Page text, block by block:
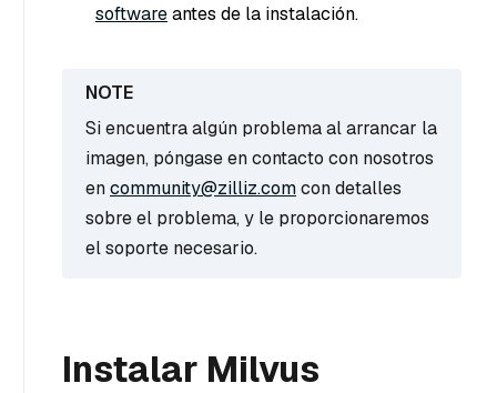
softwareantes de la instalación.
Si encuentra algún problema al arrancar la
imagen, póngase en contacto con nosotros
encommunity@zilliz.comcon detalles
sobre el problema, y le proporcionaremos
el soporte necesario.
Instalar Milvus